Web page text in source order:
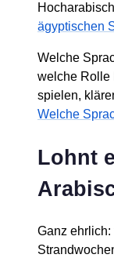
ägyptischen
Welche
welche Rolle
spielen,
Welche
Lohnt
Ganz